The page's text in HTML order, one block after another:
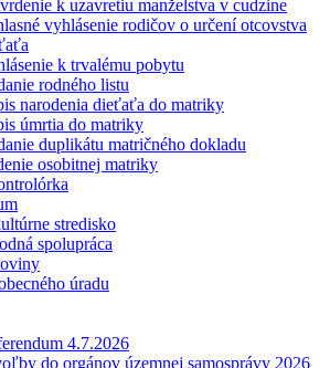
k uzavretiu manželstva v cudzine
vyhlásenie rodičov o určení otcovstva
k trvalému pobytu
rodného listu
narodenia dieťaťa do matriky
úmrtia do matriky
duplikátu matričného dokladu
osobitnej matriky
stredisko
spolupráca
úradu
4.7.2026
do orgánov územnej samosprávy 2026